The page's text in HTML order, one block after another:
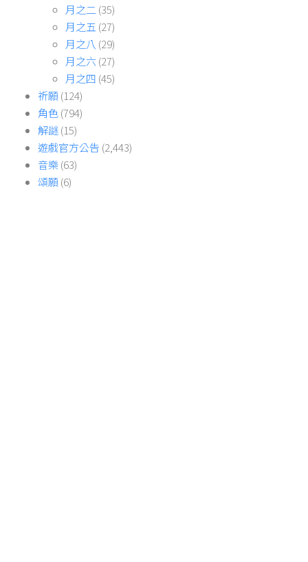
月之二 (35)
月之五 (27)
月之八 (29)
月之六 (27)
月之四 (45)
祈願(124)
角色(794)
解謎(15)
遊戲官方公告 (2,443)
音樂 (63)
頌願(6)